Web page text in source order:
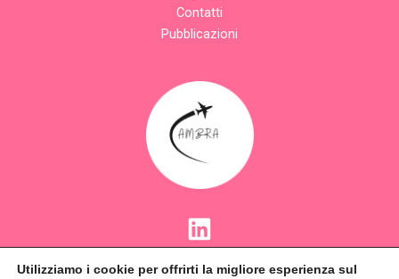
Contatti
Pubblicazioni
Informazioni legali
Utilizziamo i cookie per offrirti la migliore esperienza sul